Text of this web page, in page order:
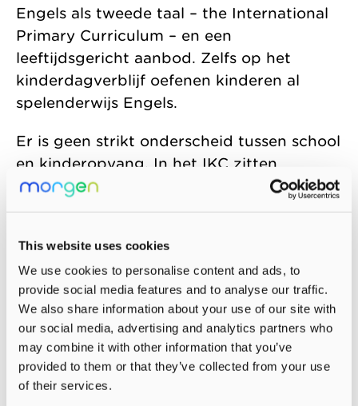
This website uses cookies
We use cookies to personalise content and ads, to
provide social media features and to analyse our traffic.
We also share information about your use of our site with
our social media, advertising and analytics partners who
may combine it with other information that you’ve
provided to them or that they’ve collected from your use
of their services.
Engels als tweede taal – the International
Primary Curriculum – en een
leeftijdsgericht aanbod. Zelfs op het
kinderdagverblijf oefenen kinderen al
spelenderwijs Engels.
Er is geen strikt onderscheid tussen school
en kinderopvang. In het IKC zitten
peuteropvang, kinderdagverblijf,
voorschoolse opvang, buitenschoolse
peuteropvang werkt met Speelplezier, een
methode voor voor- en vroegschoolse
educatie.
IKC De Eglantier is een samenwerking van
Kinderopvang Morgen met Librijn
Openbaar Onderwijs.